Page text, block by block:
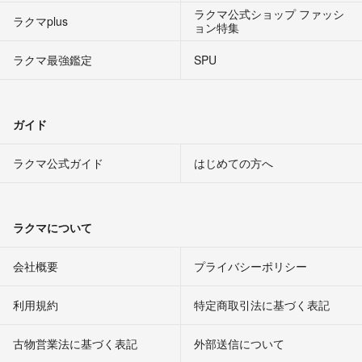
ラクマplus
ラクマ公式ショップ ファッシ
ョン特集
ラクマ最強鑑定
SPU
ガイド
ラクマ公式ガイド はじめての方へ
ラクマについて
会社概要 プライバシーポリシー
利用規約 特定商取引法に基づく表記
古物営業法に基づく表記 外部送信について